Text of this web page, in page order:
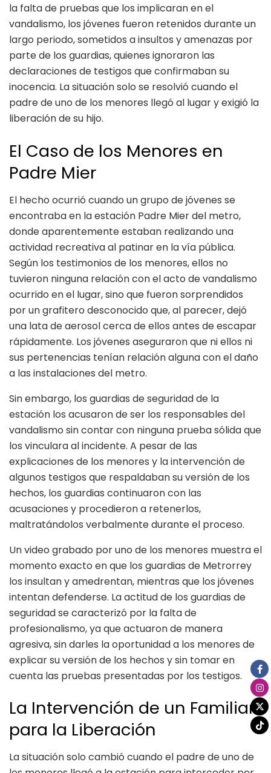
la falta de pruebas que los implicaran en el
vandalismo, los jóvenes fueron retenidos durante un
largo periodo, sometidos a insultos y amenazas por
parte de los guardias, quienes ignoraron las
declaraciones de testigos que confirmaban su
inocencia. La situación solo se resolvió cuando el
padre de uno de los menores llegó al lugar y exigió la
liberación de su hijo.
El Caso de los Menores en
Padre Mier
El hecho ocurrió cuando un grupo de jóvenes se
encontraba en la estación Padre Mier del metro,
donde aparentemente estaban realizando una
actividad recreativa al patinar en la vía pública.
Según los testimonios de los menores, ellos no
tuvieron ninguna relación con el acto de vandalismo
ocurrido en el lugar, sino que fueron sorprendidos
por un grafitero desconocido que, al parecer, dejó
una lata de aerosol cerca de ellos antes de escapar
rápidamente. Los jóvenes aseguraron que ni ellos ni
sus pertenencias tenían relación alguna con el daño
a las instalaciones del metro.
Sin embargo, los guardias de seguridad de la
estación los acusaron de ser los responsables del
vandalismo sin contar con ninguna prueba sólida que
los vinculara al incidente. A pesar de las
explicaciones de los menores y la intervención de
algunos testigos que respaldaban su versión de los
hechos, los guardias continuaron con las
acusaciones y procedieron a retenerlos,
maltratándolos verbalmente durante el proceso.
Un video grabado por uno de los menores muestra el
momento exacto en que los guardias de Metrorrey
los insultan y amedrentan, mientras que los jóvenes
intentan defenderse. La actitud de los guardias de
seguridad se caracterizó por la falta de
profesionalismo, ya que actuaron de manera
agresiva, sin darles la oportunidad a los menores de
explicar su versión de los hechos y sin tomar en
cuenta las pruebas presentadas por los testigos.
La Intervención de un Familiar
para la Liberación
La situación solo cambió cuando el padre de uno de